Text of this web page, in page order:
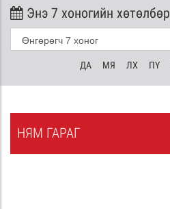
Энэ 7 хоногийн хөтөлбөр
ДА МЯ ЛХ ПҮ
НЯМ ГАРАГ